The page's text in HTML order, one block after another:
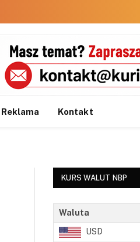
Reklama Kontakt
KURS WALUT NBP
Waluta
USD